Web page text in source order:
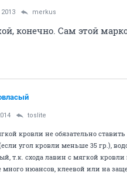
merkus
конечно. Сам этой
toslite
кровли не обязательно ставить
угол кровли меньше 35 гр.),
т.к. схода лавин с мягкой кровли
много нюансов, клеевой или на